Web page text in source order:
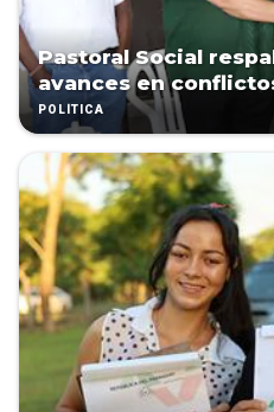
Pastoral Social
avances en
POLÍTICA